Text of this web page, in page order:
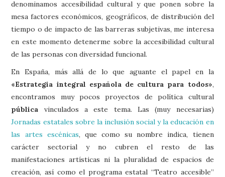
denominamos accesibilidad cultural y que ponen sobre la
mesa factores económicos, geográficos, de distribución del
tiempo o de impacto de las barreras subjetivas, me interesa
en este momento detenerme sobre la accesibilidad cultural
de las personas con diversidad funcional.
En España, más allá de lo que aguante el papel en la
«Estrategia integral española de cultura para todos»,
encontramos muy pocos proyectos de política cultural
pública vinculados a este tema. Las (muy necesarias)
Jornadas estatales sobre la inclusión social y la educación en
las artes escénicas, que como su nombre indica, tienen
carácter sectorial y no cubren el resto de las
manifestaciones artísticas ni la pluralidad de espacios de
creación, así como el programa estatal “Teatro accesible”